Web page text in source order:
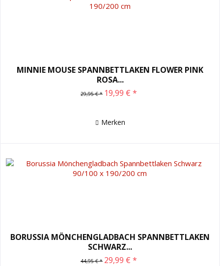
MINNIE MOUSE SPANNBETTLAKEN FLOWER PINK
ROSA...
29,95 € * 19,99 € *
Merken
BORUSSIA MÖNCHENGLADBACH SPANNBETTLAKEN
SCHWARZ...
44,95 € * 29,99 € *